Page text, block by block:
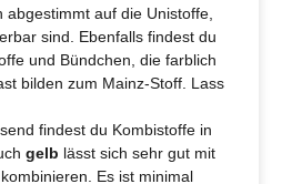
auf die Unistoffe,
sind. Ebenfalls findest du
und Bündchen, die farblich
bilden zum Mainz-Stoff. Lass
findest du Kombistoffe in
gelb lässt sich sehr gut mit
Es ist minimal